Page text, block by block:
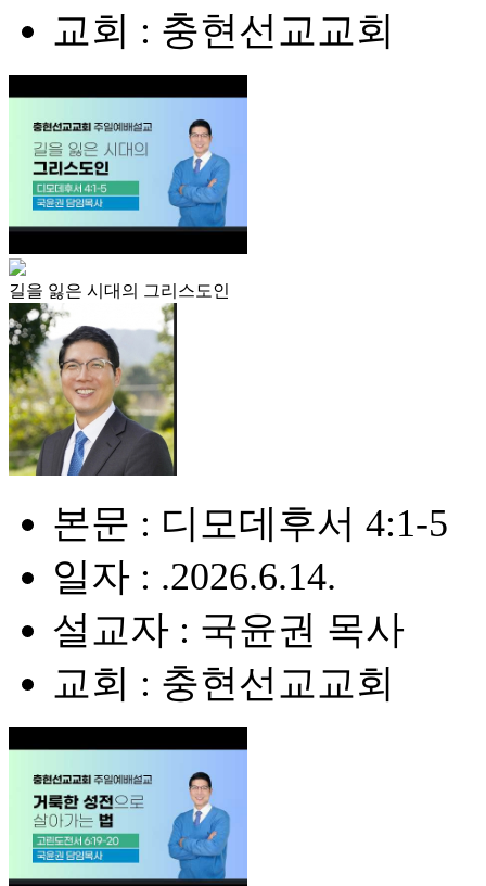
교회 : 충현선교교회
길을 잃은 시대의 그리스도인
본문 : 디모데후서 4:1-5
일자 : .2026.6.14.
설교자 : 국윤권 목사
교회 : 충현선교교회